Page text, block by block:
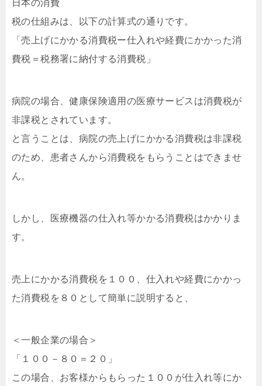
日本の消費
税の仕組みは、以下の計算式の通りです。
「売上げにかかる消費税ー仕入れや経費にかかった消
費税＝税務署に納付する消費税」
病院の場合、健康保険適用の医療サービスは消費税が
非課税とされています。
と言うことは、病院の売上げにかかる消費税は非課税
のため、患者さんから消費税をもらうことはできませ
ん。
しかし、医療機器の仕入れ等かかる消費税はかかりま
す。
売上にかかる消費税を１００、仕入れや経費にかかっ
た消費税を８０として簡単に説明すると、
＜一般企業の場合＞
「１００－８０＝２０」
この場合、お客様からもらった１００が仕入れ等にか